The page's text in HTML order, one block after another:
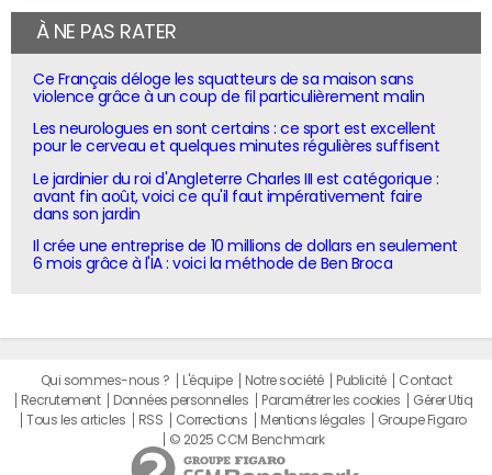
À NE PAS RATER
Ce Français déloge les squatteurs de sa maison sans
violence grâce à un coup de fil particulièrement malin
Les neurologues en sont certains : ce sport est excellent
pour le cerveau et quelques minutes régulières suffisent
Le jardinier du roi d'Angleterre Charles III est catégorique :
avant fin août, voici ce qu'il faut impérativement faire
dans son jardin
Il crée une entreprise de 10 millions de dollars en seulement
6 mois grâce à l'IA : voici la méthode de Ben Broca
Qui sommes-nous ? L'équipe Notre société Publicité
Contact
Recrutement
Données personnelles Paramétrer les cookies
Gérer Utiq
Tous les articles
RSS Corrections Mentions légales
Groupe Figaro
© 2025 CCM Benchmark